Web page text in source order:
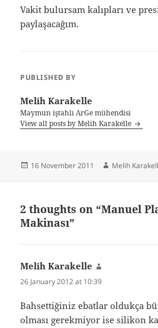
Vakit bulursam kalıpları ve
paylaşacağım.
PUBLISHED BY
Melih Karakelle
Maymun iştahlı ArGe mühendisi
View all posts by Melih Karakelle
Posted
16 November 2011 Author
Melih
2 thoughts on “Manuel
Makinası”
Melih Karakelle
26 January 2012 at 10:39
Bahsettiğiniz ebatlar oldukça
olması gerekmiyor ise silikon